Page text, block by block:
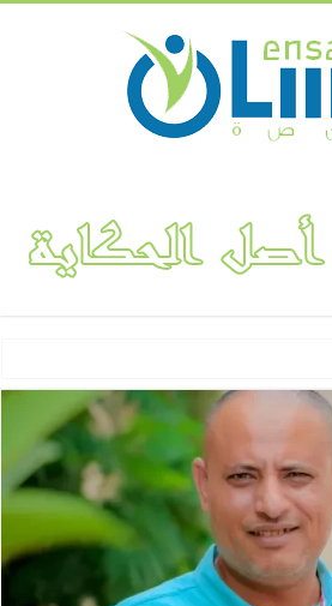
استراتيجية عالمية لتوريد 988 ميجاوات من أنظمة التخزين